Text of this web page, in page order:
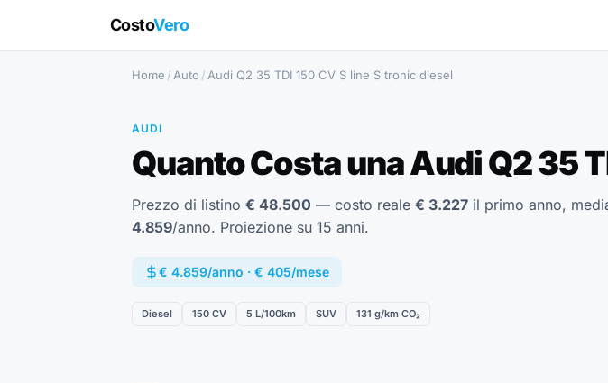
CostoVero
Home / Auto / Audi Q2 35 TDI 150 CV S line S tronic diesel
AUDI
Quanto Costa una Audi Q2 35
Prezzo di listino € 48.500 — costo reale € 3.227 il primo anno,
4.859/anno. Proiezione su 15 anni.
€ 4.859/anno · € 405/mese
Diesel 150 CV 5 L/100km SUV 131 g/km CO₂